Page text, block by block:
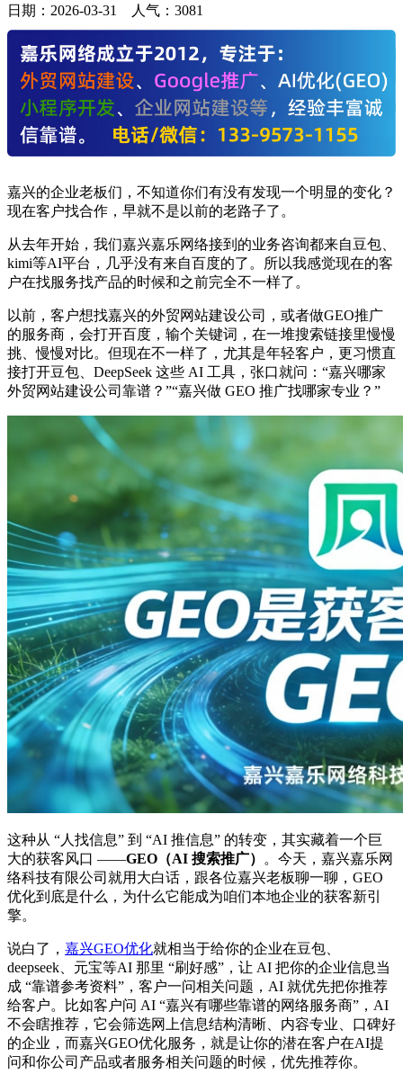
日期： 2026-03-31 人气： 3081
嘉兴的企业老板们，不知道你们有没有发现一个明显的变化？
现在客户找合作，早就不是以前的老路子了。
从去年开始，我们嘉兴嘉乐网络接到的业务咨询都来自豆包、
kimi等AI平台，几乎没有来自百度的了。所以我感觉现在的客
户在找服务找产品的时候和之前完全不一样了。
以前，客户想找嘉兴的外贸网站建设公司，或者做GEO推广
的服务商，会打开百度，输个关键词，在一堆搜索链接里慢慢
挑、慢慢对比。但现在不一样了，尤其是年轻客户，更习惯直
接打开豆包、DeepSeek 这些 AI 工具，张口就问：“嘉兴哪家
外贸网站建设公司靠谱？”“嘉兴做 GEO 推广找哪家专业？”
这种从 “人找信息” 到 “AI 推信息” 的转变，其实藏着一个巨
大的获客风口 ——GEO（AI 搜索推广）
。今天，嘉兴嘉乐网
络科技有限公司就用大白话，跟各位嘉兴老板聊一聊，GEO
优化到底是什么，为什么它能成为咱们本地企业的获客新引
擎。
说白了， 嘉兴GEO优化就相当于给你的企业在豆包、
deepseek、元宝等AI 那里 “刷好感”，让 AI 把你的企业信息当
成 “靠谱参考资料”，客户一问相关问题，AI 就优先把你推荐
给客户。比如客户问 AI “嘉兴有哪些靠谱的网络服务商”，AI
不会瞎推荐，它会筛选网上信息结构清晰、内容专业、口碑好
的企业，而嘉兴GEO优化服务，就是让你的潜在客户在AI提
问和你公司产品或者服务相关问题的时候，优先推荐你。